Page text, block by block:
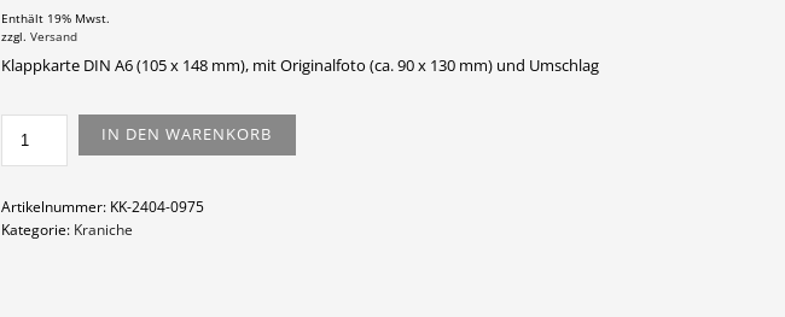
Enthält 19% Mwst.
zzgl.Versand
Klappkarte DIN A6 (105 x 148 mm), mit Originalfoto (ca. 90 x 130 mm) und Umschlag
MENGE
IN DEN WARENKORB
Artikelnummer: KK-2404-0975
Kategorie: Kraniche